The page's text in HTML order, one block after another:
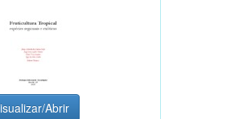
Abrir